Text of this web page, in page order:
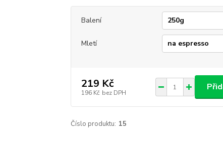
Balení
Mletí
219 Kč
196 Kč bez DPH
Číslo produktu: 15